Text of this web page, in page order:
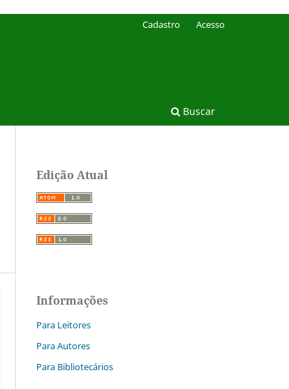
Buscar
Cadastro Acesso
Edição Atual
Informações
Para Leitores
Para Autores
Para Bibliotecários